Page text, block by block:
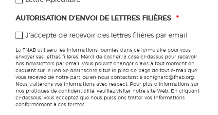
CECI VOUS INTÉRESSERA
L’INTÉGRATION D’ANIMAUX DANS LES VERGERS,
QUELLES PRATIQUES ?
POLLINISATION : COMMENT FAVORISER
L’INSTALLATION DES ABEILLES SAUVAGES ?
AUTORISATION D'ENVOI DE LETTRES FILIÈRES *
J'accepte de recevoir des lettres filières par email
La FNAB utilisera les informations fournies dans ce formulaire pour vous
envoyer ses lettres filières. Merci de cocher la case ci-dessus pour recevoir
nos newsletters par email. Vous pouvez changer d'avis à tout moment en
cliquant sur le lien Se désinscrire situé le pied de page de tout e-mail que
vous recevez de notre part, ou en nous contactant à schignard@fnab.org.
Nous traiterons vos informations avec respect. Pour plus d'informations sur
nos pratiques de confidentialité, veuillez visiter notre site Web. En cliquant
ci-dessous, vous acceptez que nous puissions traiter vos informations
conformément à ces termes.